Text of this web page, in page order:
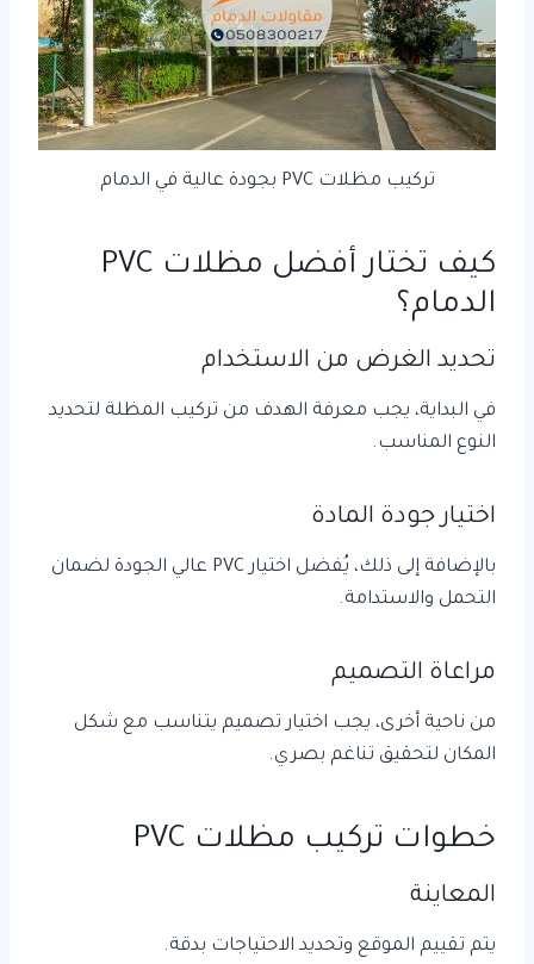
تركيب مظلات PVC بجودة عالية في الدمام
كيف تختار أفضل مظلات PVC
الدمام؟
تحديد الغرض من الاستخدام
في البداية، يجب معرفة الهدف من تركيب المظلة لتحديد
النوع المناسب.
اختيار جودة المادة
بالإضافة إلى ذلك، يُفضل اختيار PVC عالي الجودة لضمان
التحمل والاستدامة.
مراعاة التصميم
من ناحية أخرى، يجب اختيار تصميم يتناسب مع شكل
المكان لتحقيق تناغم بصري.
خطوات تركيب مظلات PVC
المعاينة
يتم تقييم الموقع وتحديد الاحتياجات بدقة.